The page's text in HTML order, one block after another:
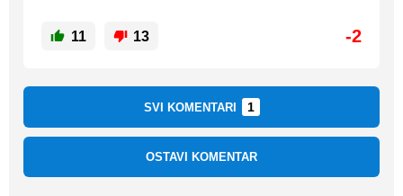
11 13 -2
SVI KOMENTARI 1
OSTAVI KOMENTAR